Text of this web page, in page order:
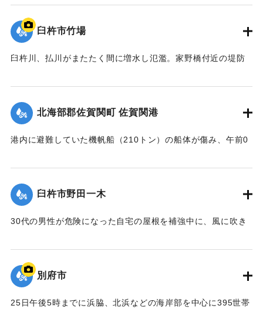
チに渡って陥没。通行不能になった。この地区一帯は以前か
ら地すべり地帯として市でも警戒していた。
【出典：大分合同新聞 1964年9月26日朝刊9面】
臼杵市竹場
臼杵川、払川がまたたく間に増水し氾濫。家野橋付近の堤防
ちに床上浸水になり、道路上の水位は3メートルにも達した。
地区の30戸のほとんどがテレビや冷蔵庫などの家財道具が流
された。農家の人たちによると昭和18年秋以来の出水だった
た農家もあった。写真は決壊した臼杵川の堤防。
【出典：大分合同新聞 1964年9月25日夕刊5面】
｜固有コード:00708010
北海部郡佐賀関町 佐賀関港
港内に避難していた機帆船（210トン）の船体が傷み、午前0
が、沈没。岸壁の近くだったので乗組員は全員無事に上陸し
た。
【出典：大分合同新聞 1964年9月25日朝刊3面】
臼杵市野田一木
30代の男性が危険になった自宅の屋根を補強中に、風に吹き
のけがを負った。
【出典：大分合同新聞 1964年9月25日夕刊5面】
｜固有コード:00708004
別府市
25日午後5時までに浜脇、北浜などの海岸部を中心に395世帯